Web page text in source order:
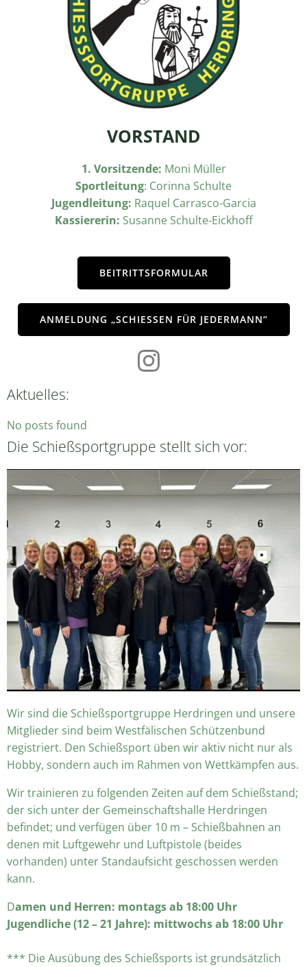
VORSTAND
1. Vorsitzende: Moni Müller
Sportleitung: Corinna Schulte
Jugendleitung: Raquel Carrasco-Garcia
Kassiererin: Susanne Schulte-Eickhoff
BEITRITTSFORMULAR
ANMELDUNG „SCHIESSEN FÜR JEDERMANN“
Aktuelles:
No posts found
Die Schießsportgruppe stellt sich vor:
Wir sind die Schießsportgruppe Herdringen und unsere
Mitglieder sind beim Westfälischen Schützenbund
registriert. Den Schießsport üben wir aktiv nicht nur als
Hobby, sondern auch im Rahmen von Wettkämpfen aus.
Wir trainieren zu folgenden Zeiten auf dem Schießstand;
der sich unter der Gemeinschaftshalle Herdringen
befindet; und verfügen über 10 m – Schießbahnen an
denen mit Luftgewehr und Luftpistole (beides
vorhanden) unter Standaufsicht geschossen werden
kann.
Damen und Herren: montags ab 18:00 Uhr
Jugendliche (12 – 21 Jahre): mittwochs ab 18:00 Uhr
*** Die Ausübung des Schießsports ist grundsätzlich